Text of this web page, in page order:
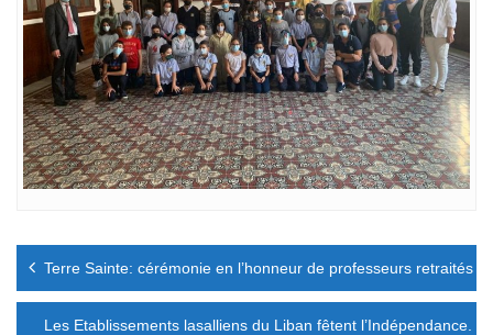
Navigation
l’article
Terre Sainte: cérémonie en l’honneur de professeurs retraités
Les Etablissements lasalliens du Liban fêtent l’Indépendance.